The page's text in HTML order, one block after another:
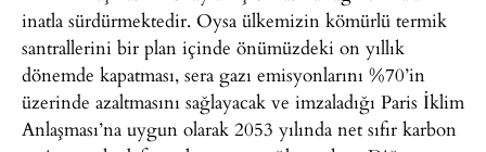
inatla sürdürmektedir. Oysa ülkemizin kömürlü termik
santrallerini bir plan içinde önümüzdeki on yıllık
dönemde kapatması, sera gazı emisyonlarını %70’in
üzerinde azaltmasını sağlayacak ve imzaladığı Paris İklim
Anlaşması’na uygun olarak 2053 yılında net sıfır karbon